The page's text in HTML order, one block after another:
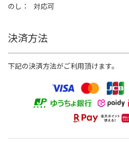
のし
対応可
決済方法
下記の決済方法がご利用頂けます。